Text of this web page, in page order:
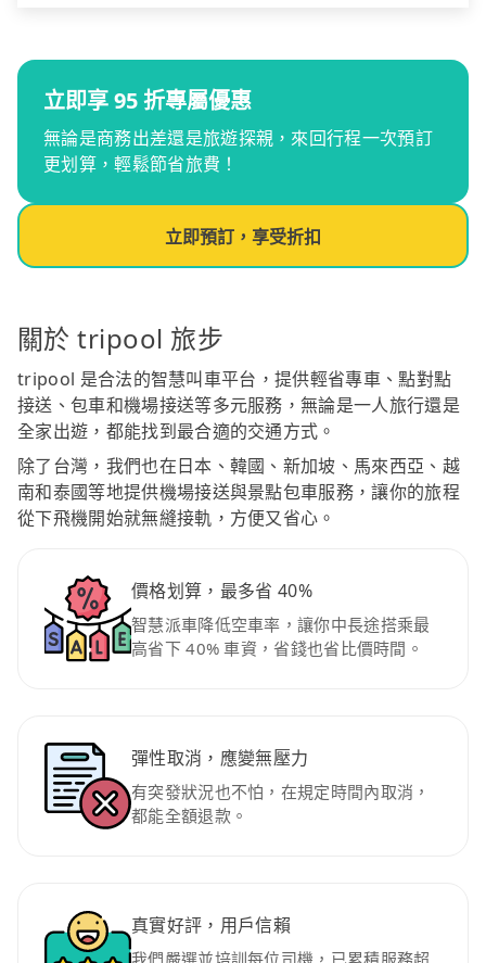
立即享 95 折專屬優惠
無論是商務出差還是旅遊探親，來回行程一次預訂
更划算，輕鬆節省旅費！
立即預訂，享受折扣
關於 tripool 旅步
tripool 是合法的智慧叫車平台，提供輕省專車、點對點
接送、包車和機場接送等多元服務，無論是一人旅行還是
全家出遊，都能找到最合適的交通方式。
除了台灣，我們也在日本、韓國、新加坡、馬來西亞、越
南和泰國等地提供機場接送與景點包車服務，讓你的旅程
從下飛機開始就無縫接軌，方便又省心。
價格划算，最多省 40%
智慧派車降低空車率，讓你中長途搭乘最
高省下 40% 車資，省錢也省比價時間。
彈性取消，應變無壓力
有突發狀況也不怕，在規定時間內取消，
都能全額退款。
真實好評，用戶信賴